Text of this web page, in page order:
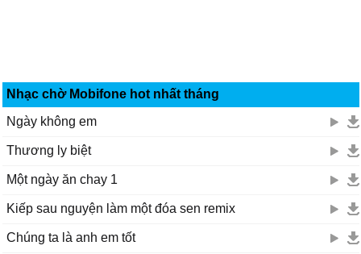
Nhạc chờ Mobifone hot nhất tháng
Ngày không em
Thương ly biệt
Một ngày ăn chay 1
Kiếp sau nguyện làm một đóa sen remix
Chúng ta là anh em tốt